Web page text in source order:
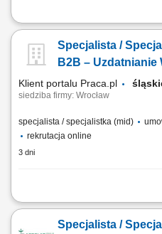
Wynagrodzenie do negocjacji –
Prowadzenie aktywnej sprzedaży
indywidualnych oraz firm.
Specjalista /
B2B – Uzdatnianie
Klient portalu Praca.pl
siedziba firmy: Wrocław
specjalista / specjalistka (mid)
rekrutacja online
3 dni
aktywne pozyskiwanie nowych
oraz zapewnianie im wsparcia,
Specjalista /